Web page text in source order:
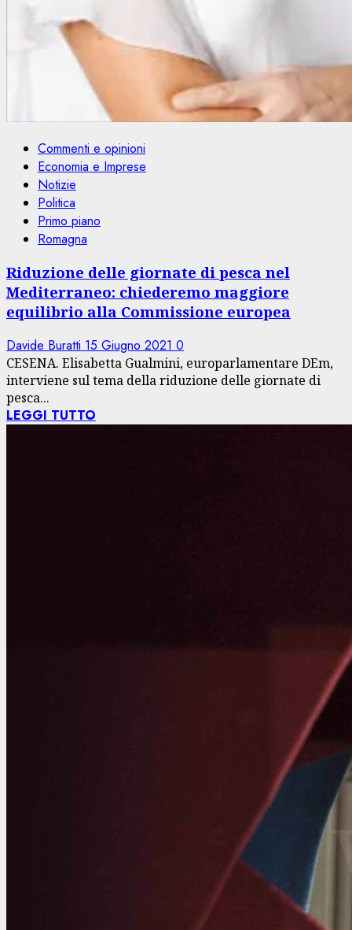
Commenti e opinioni
Economia e Imprese
Notizie
Politica
Primo piano
Romagna
Riduzione delle giornate di pesca nel
Mediterraneo: chiederemo maggiore
equilibrio alla Commissione europea
Davide Buratti 15 Giugno 2021 0
CESENA. Elisabetta Gualmini, europarlamentare DEm,
interviene sul tema della riduzione delle giornate di
pesca...
LEGGI TUTTO